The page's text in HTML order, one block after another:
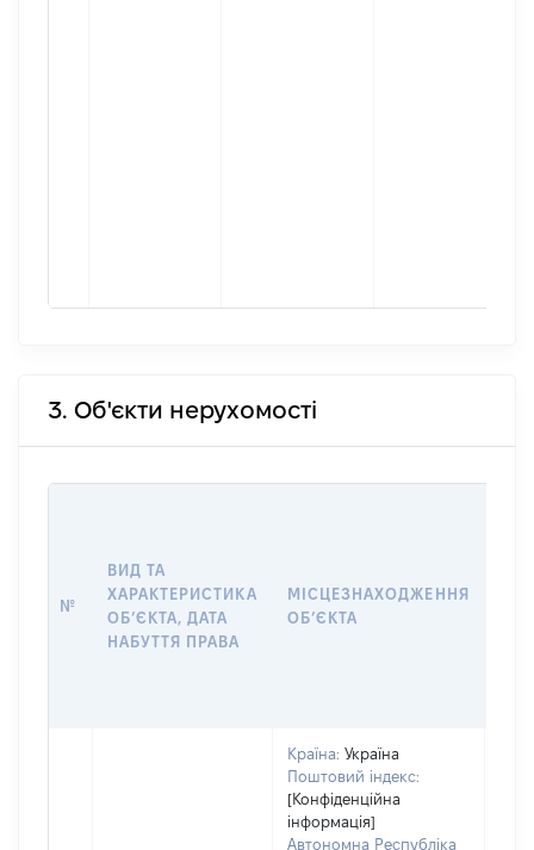
3. Об'єкти нерухомості
№
ВИД ТА
ХАРАКТЕРИСТИКА
ОБʼЄКТА, ДАТА
НАБУТТЯ ПРАВА
МІСЦЕЗНАХОДЖЕННЯ
ОБʼЄКТА
Країна: Україна
Поштовий індекс:
[Конфіденційна
інформація]
Автономна Республіка